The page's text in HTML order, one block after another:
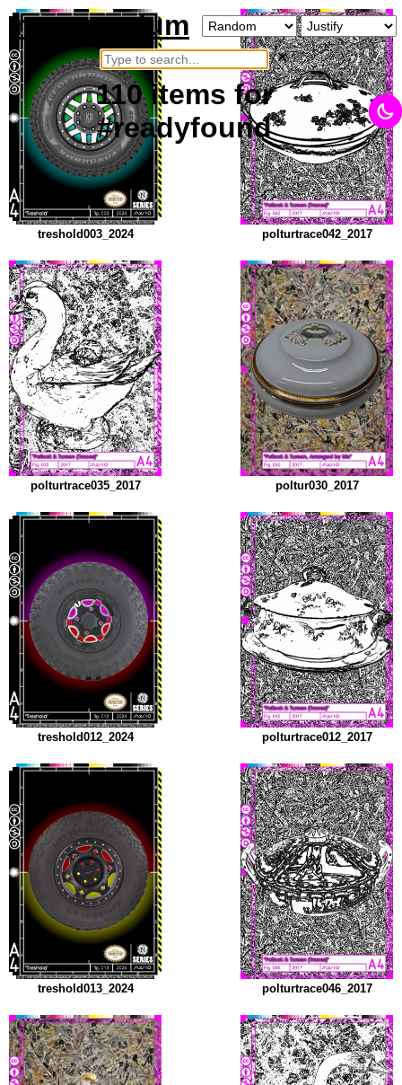
neurosarium
×
110items for
#readyfound
treshold003_2024 polturtrace042_2017
polturtrace035_2017 poltur030_2017
treshold012_2024 polturtrace012_2017
treshold013_2024 polturtrace046_2017